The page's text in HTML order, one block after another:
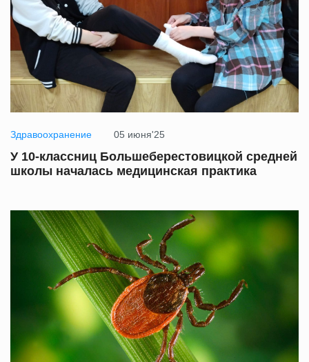
Здравоохранение 05 июня'25
У 10-классниц Большеберестовицкой средней
школы началась медицинская практика